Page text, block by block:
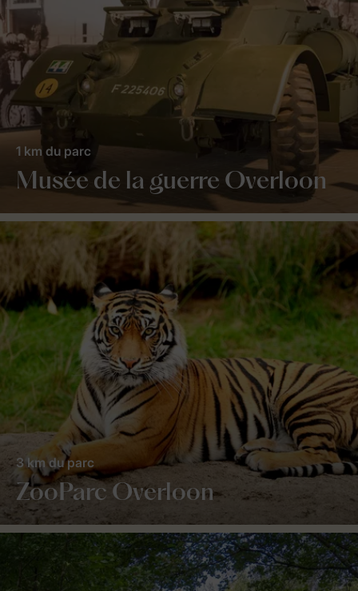
Musée de la guerre Overloon
1 km du parc
ZooParc Overloon
3 km du parc